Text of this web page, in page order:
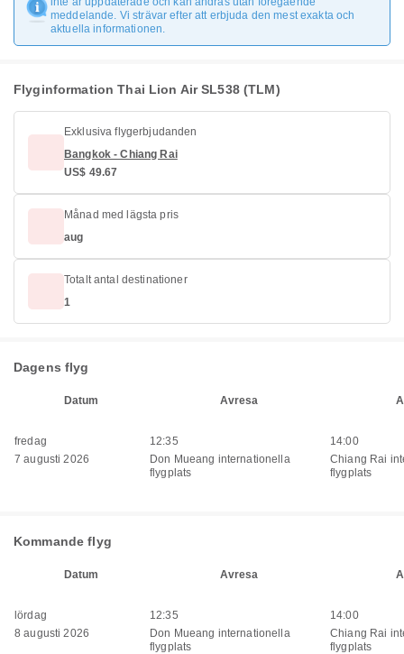
meddelande. Vi strävar efter att erbjuda den mest exakta och
aktuella informationen.
Flyginformation Thai Lion Air SL538 (TLM)
Exklusiva flygerbjudanden
Bangkok - Chiang Rai
US$ 49.67
Månad med lägsta pris
aug
Totalt antal destinationer
1
Dagens flyg
Datum Avresa
fredag
7 augusti 2026
12:35
Don Mueang internationella
flygplats
14:00
Chiang Rai
flygplats
Kommande flyg
Datum Avresa
lördag
8 augusti 2026
12:35
Don Mueang internationella
flygplats
14:00
Chiang Rai
flygplats